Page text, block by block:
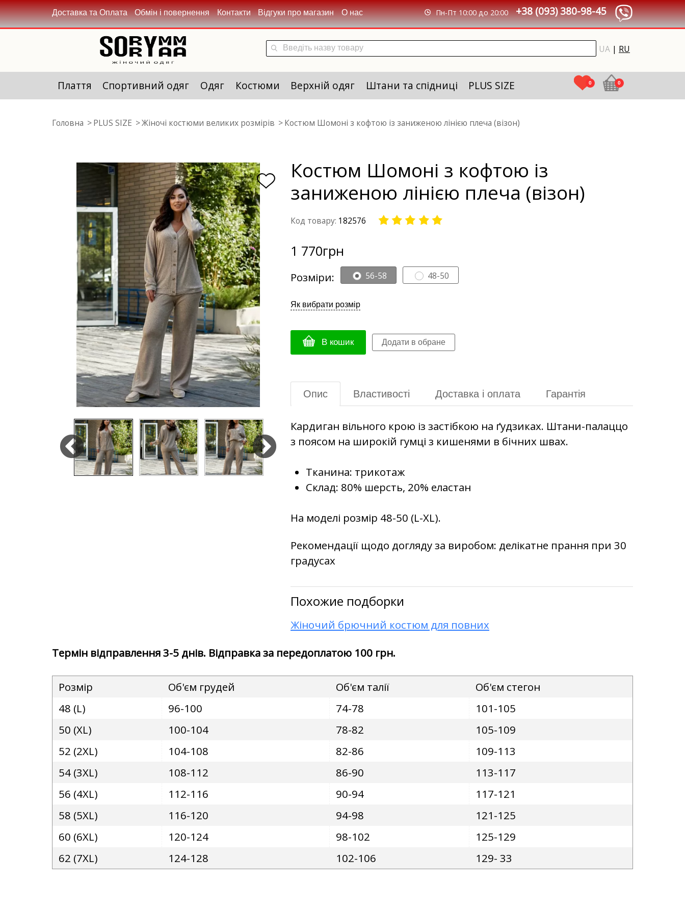
Доставка та Оплата Обмін і повернення Контакти Відгуки про магазин О нас +38 (093) 380-98-45
Пн-Пт 10:00 до 20:00
UA | RU
Плаття Спортивний одяг Одяг Костюми Верхній одяг Штани та спідниці PLUS SIZE 0 0
Головна PLUS SIZE Жіночі костюми великих розмірів Костюм Шомоні з кофтою із заниженою лінією плеча (візон)
Костюм Шомоні з кофтою із
заниженою лінією плеча (візон)
Код товару: 182576
1 770грн
Розміри: 56-58 48-50
Як вибрати розмір
В кошик
Опис Властивості Доставка і оплата Гарантія
Кардиган вільного крою із застібкою на ґудзиках. Штани-палаццо
з поясом на широкій гумці з кишенями в бічних швах.
Тканина: трикотаж
Склад: 80% шерсть, 20% еластан
На моделі розмір 48-50 (L-XL).
Рекомендації щодо догляду за виробом: делікатне прання при 30
градусах
Похожие подборки
Жіночий брючний костюм для повних
Термін відправлення 3-5 днів. Відправка за передоплатою 100 грн.
Розмір Об'єм грудей Об'єм талії
Об'єм стегон
48 (L)
96-100 74-78
101-105
50 (XL)
100-104 78-82
105-109
52 (2XL)
104-108 82-86
109-113
54 (3XL)
108-112 86-90
113-117
56 (4XL)
112-116 90-94
117-121
58 (5XL)
116-120 94-98
121-125
60 (6XL)
120-124 98-102
125-129
62 (7XL)
124-128 102-106 129- 33